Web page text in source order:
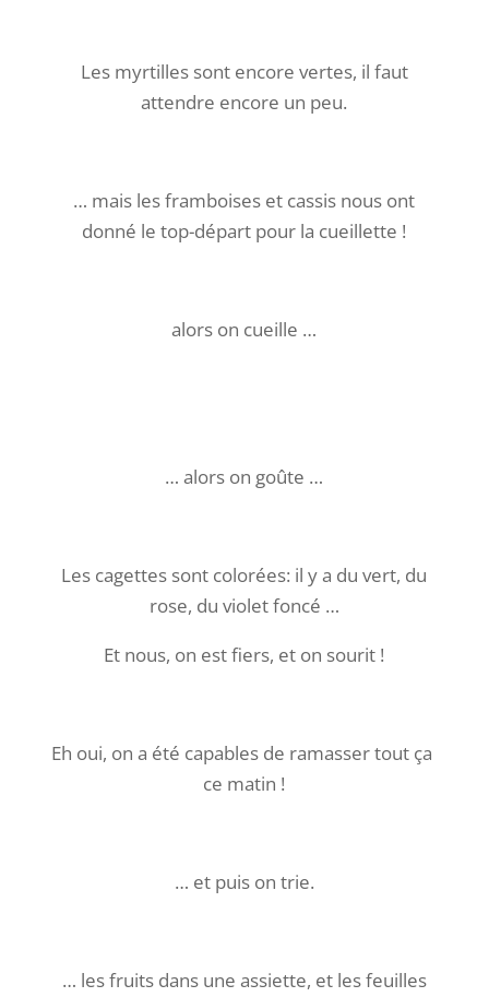
Les myrtilles sont encore vertes, il faut
attendre encore un peu.
… mais les framboises et cassis nous ont
donné le top-départ pour la cueillette !
alors on cueille …
… alors on goûte …
Les cagettes sont colorées: il y a du vert, du
rose, du violet foncé …
Et nous, on est fiers, et on sourit !
Eh oui, on a été capables de ramasser tout ça
ce matin !
… et puis on trie.
… les fruits dans une assiette, et les feuilles